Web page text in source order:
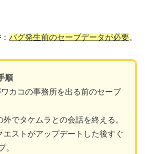
： バグ発生前のセーブデータが必要。
順
カコの事務所を出る前のセーブ
でタケムラとの会話を終える。
エストがアップデートした後すぐ
。